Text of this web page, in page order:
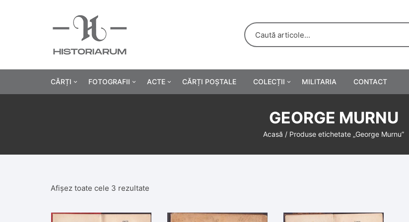
CĂRȚI
Industrie
Cărți religie
FOTOGRAFII ACTE
Hârtii cu antet
CĂRȚI POȘTALE COLECȚII
Reclame tipărite
Afișe
MILITARIA CONTACT
GEORGE MURNU
Acasă / Produse etichetate „George Murnu”
Afișez toate cele 3 rezultate